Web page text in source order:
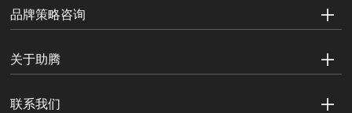
品牌策略咨询
关于助腾
联系我们